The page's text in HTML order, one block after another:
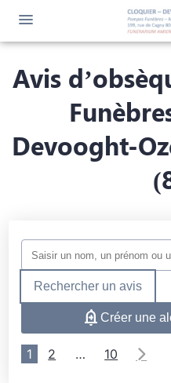
NOS SERVICES
ORGANISER DES OBSÈQUES
PRÉVOIR SES OBSÈQUES
MONUMENTS FUNÉRAIRES
NOTRE AGENCE
NOTRE CHAMBRE FUNÉRAIRE
CONFIGUREZ VOTRE
Avis
Devooght-
Rechercher un avis
Créer une
1 2 … 10